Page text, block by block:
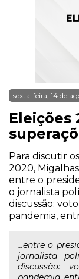
sexta-feira, 14 de
Eleições
Para discutir
2020,
entre o
o jornalista
discussão:
pandemia,
...entre o
jornalista
discussão: